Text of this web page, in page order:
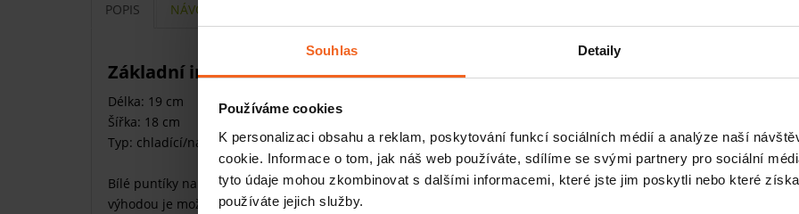
Souhlas Detaily
Používáme cookies
K personalizaci obsahu a reklam, poskytování funkcí sociálních médií a analýze naší
cookie. Informace o tom, jak náš web používáte, sdílíme se svými partnery pro sociální
tyto údaje mohou zkombinovat s dalšími informacemi, které jste jim poskytli nebo které
používáte jejich služby.
POPIS NÁVODY
Základní informace
Délka: 19 cm
Šířka: 18 cm
Typ: chladící/nahřívací polštářky
Bílé puntíky na béžovém podkladu nabízí polštářek vyplněný třešňovými peckami, jejichž
výhodou je možnostnahřátí či zchlazení, a tím tak uleví nejen kloubům a svalům, ale i